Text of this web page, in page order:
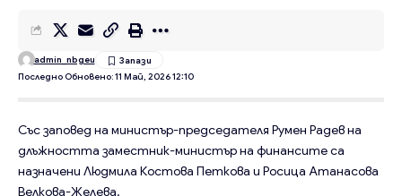
Последно Обновено: 11 Май, 2026 12:10
admin_nbgeu
Със заповед на министър-председателя Румен Радев на
длъжността заместник-министър на финансите са
назначени Людмила Костова Петкова и Росица Атанасова
Велкова-Желева.